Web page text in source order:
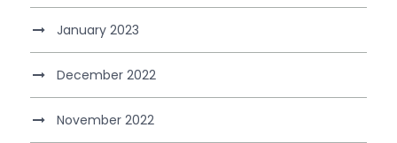
January 2023
December 2022
November 2022